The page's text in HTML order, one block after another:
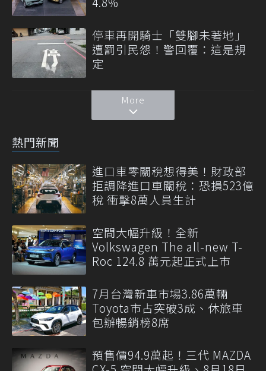
停車再開騎士「雙腳未著地」
遭罰引民怨！警回覆：這是規
定
More
熱門新聞
進口車零關稅想得美！財政部
拒調降進口車關稅：恐損523億
稅 衝擊8萬人員生計
空間大幅升級！全新
Volkswagen The all-new T-
Roc 124.8 萬元起正式上市
7月台灣新車市場3.86萬輛
Toyota市占突破3成、休旅車
包辦暢銷榜8席
預售價94.9萬起！三代 MAZDA